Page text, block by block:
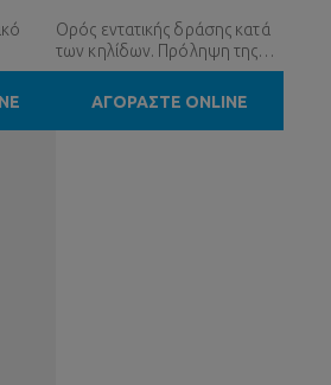
τη
Ορός εντατικής δράσης κατά
των κηλίδων. Πρόληψη της
εμφάνισης νέων κηλίδων.
ΑΓΟΡΑΣΤΕ ONLINE